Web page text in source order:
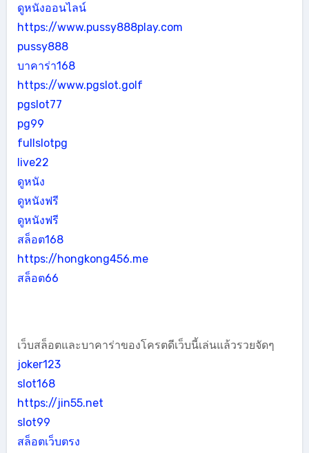
ดูหนังออนไลน์
https://www.pussy888play.com
pussy888
บาคาร่า168
https://www.pgslot.golf
pgslot77
pg99
fullslotpg
live22
ดูหนัง
ดูหนังฟรี
ดูหนังฟรี
สล็อต168
https://hongkong456.me
สล็อต66
เว็บสล็อตและบาคาร่าของโครตดีเว็บนี้เล่นแล้วรวยจัดๆ
joker123
slot168
https://jin55.net
slot99
สล็อตเว็บตรง